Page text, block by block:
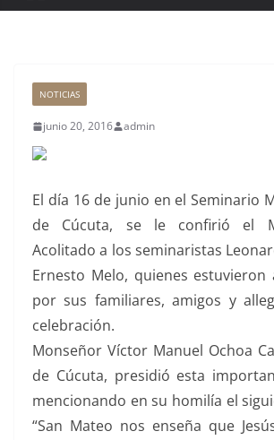
NOTICIAS
junio 20, 2016 admin
El día 16 de junio en el Seminario
de Cúcuta, se le confirió el
Acolitado a los seminaristas
Ernesto Melo, quienes estuvieron
por sus familiares, amigos y
celebración.
Monseñor Víctor Manuel Ochoa
de Cúcuta, presidió esta
mencionando en su homilía el
“San Mateo nos enseña que